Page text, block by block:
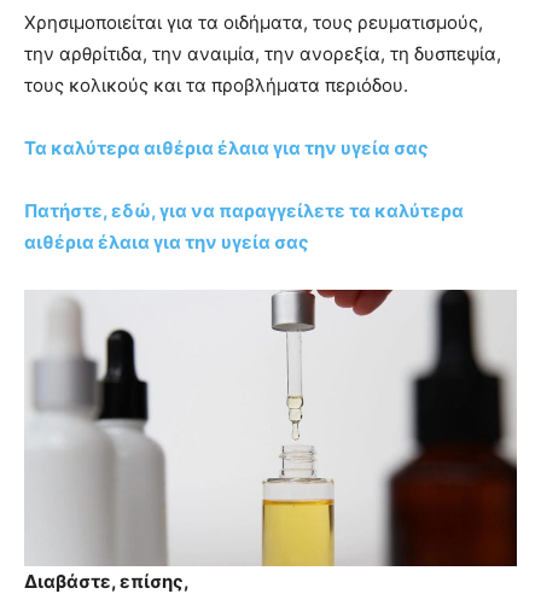
Χρησιμοποιείται για τα οιδήματα, τους ρευματισμούς,
την αρθρίτιδα, την αναιμία, την ανορεξία, τη δυσπεψία,
τους κολικούς και τα προβλήματα περιόδου.
Τα καλύτερα αιθέρια έλαια για την υγεία σας
Πατήστε, εδώ, για να παραγγείλετε τα καλύτερα
αιθέρια έλαια για την υγεία σας
Διαβάστε, επίσης,